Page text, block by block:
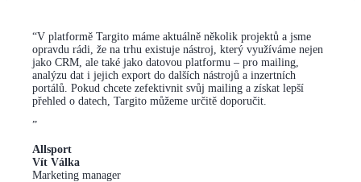
“V platformě Targito máme aktuálně několik projektů a jsme
opravdu rádi, že na trhu existuje nástroj, který využíváme nejen
jako CRM, ale také jako datovou platformu – pro mailing,
analýzu dat i jejich export do dalších nástrojů a inzertních
portálů. Pokud chcete zefektivnit svůj mailing a získat lepší
přehled o datech, Targito můžeme určitě doporučit.
”
Allsport
Vít Válka
Marketing manager